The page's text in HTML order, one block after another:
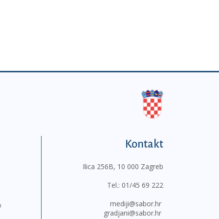
Kontakt
Ilica 256B, 10 000 Zagreb
Tel.: 01/45 69 222
mediji@sabor.hr
gradjani@sabor.hr